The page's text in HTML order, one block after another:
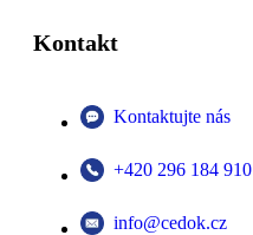
Kontakt
Kontaktujte nás
+420 296 184 910
info@cedok.cz